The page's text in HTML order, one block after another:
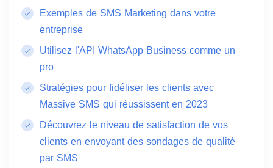
Exemples de SMS Marketing dans votre
entreprise
Utilisez l'API WhatsApp Business comme un
pro
Stratégies pour fidéliser les clients avec
Massive SMS qui réussissent en 2023
Découvrez le niveau de satisfaction de vos
clients en envoyant des sondages de qualité
par SMS